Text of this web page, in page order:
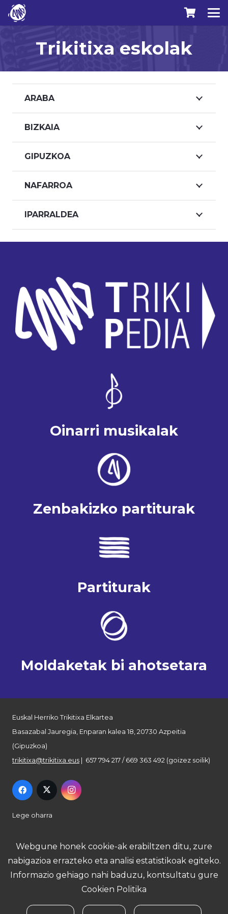
Trikitixa eskolak
ARABA
BIZKAIA
GIPUZKOA
NAFARROA
IPARRALDEA
Oinarri musikalak
Zenbakizko partiturak
Partiturak
Moldaketak bi ahotsetara
Euskal Herriko Trikitixa Elkartea
Basazabal Jauregia, Enparan kalea 18, 20730 Azpeitia
(Gipuzkoa)
trikitixa@trikitixa.eus | 657 794 217 / 669 363 492 (goizez soilik)
Lege oharra
Pribatutasun politika
Webgune honek cookie-ak erabiltzen ditu, zure
nabigazioa errazteko eta analisi estatistikoak egiteko.
Informazio gehiago nahi baduzu, kontsultatu gure
Cookien Politika